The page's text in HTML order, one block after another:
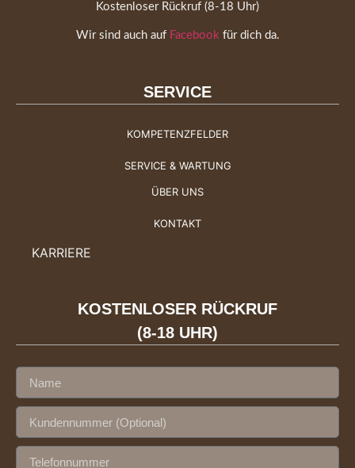
Kostenloser Rückruf (8-18 Uhr)
Wir sind auch auf Facebookfür dich da.
SERVICE
KOMPETENZFELDER
SERVICE & WARTUNG
ÜBER UNS
KONTAKT
KARRIERE
KOSTENLOSER RÜCKRUF
(8-18 UHR)